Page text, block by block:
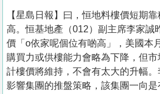
【星島日報】曰，恒地料樓價短期
高。恒基地產（012）副主席李家誠
價「o依家呢個位有啲高」，美國本
購買力或供樓能力會略為下降，但
計樓價將維持，不會有太大的升幅
影響集團的推盤策略，該集團一向